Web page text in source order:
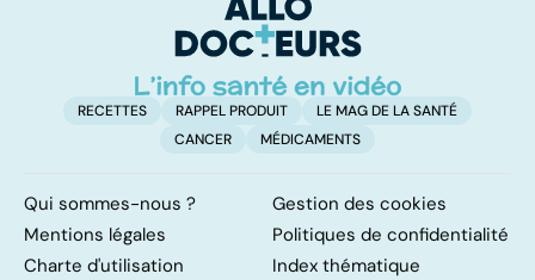
RECETTES RAPPEL PRODUIT
LE MAG DE LA SANTÉ
CANCER
MÉDICAMENTS
Qui sommes-nous ?
Gestion des cookies
Mentions légales
Politiques de confidentialité
Charte d'utilisation
Index thématique